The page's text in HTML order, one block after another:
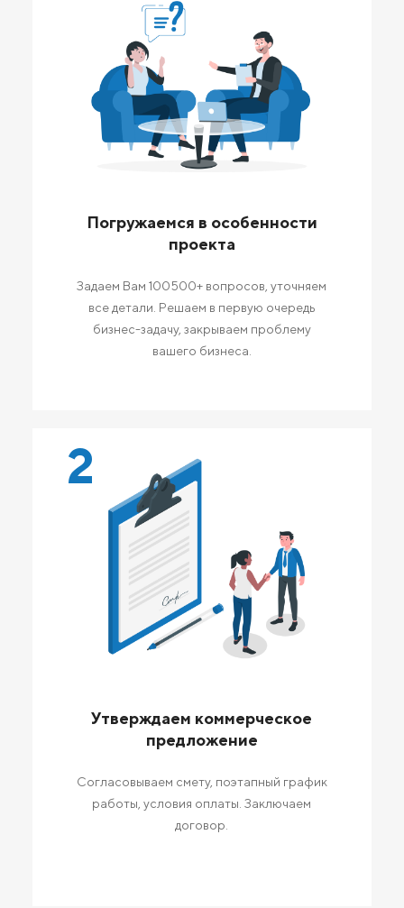
Погружаемся в особенности
проекта
Задаем Вам 100500+ вопросов, уточняем
все детали. Решаем в первую очередь
бизнес-задачу, закрываем проблему
вашего бизнеса.
2
Утверждаем коммерческое
предложение
Согласовываем смету, поэтапный график
работы, условия оплаты. Заключаем
договор.